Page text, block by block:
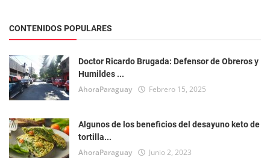
CONTENIDOS POPULARES
Doctor Ricardo Brugada: Defensor de Obreros y
Humildes ...
AhoraParaguay Febrero 15, 2025
Algunos de los beneficios del desayuno keto de
tortilla...
AhoraParaguay Junio 2, 2023